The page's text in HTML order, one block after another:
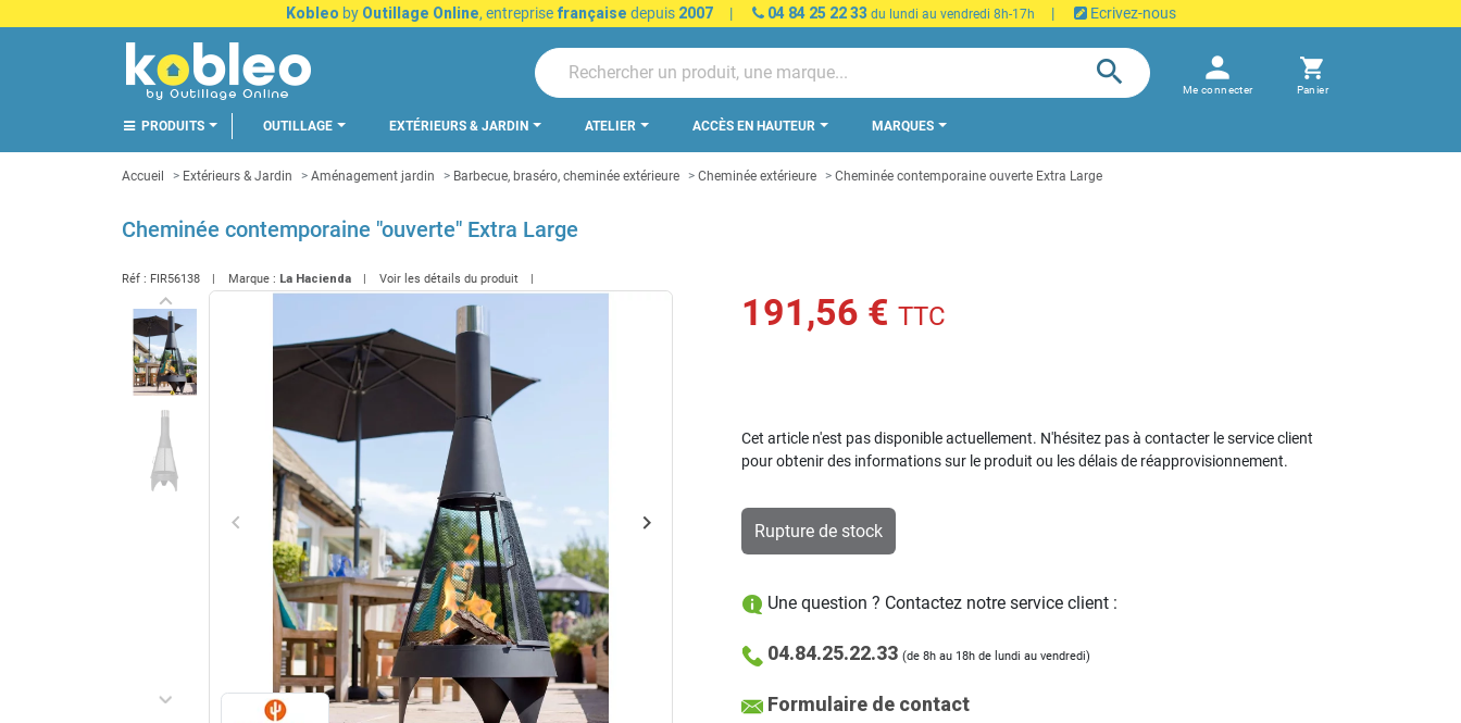
Kobleo by Outillage Online, entreprise française depuis 2007 | 04 84 25 22 33 du lundi au vendredi 8h-17h | Ecrivez-nous
search person
Me connecter
shopping_cart
Panier
PRODUITS OUTILLAGE EXTÉRIEURS & JARDIN ATELIER ACCÈS EN HAUTEUR MARQUES
Accueil Extérieurs & Jardin Aménagement jardin Barbecue, braséro, cheminée extérieure Cheminée extérieure Cheminée contemporaine ouverte Extra Large
Cheminée contemporaine "ouverte" Extra Large
Réf : FIR56138 Marque : La Hacienda Voir les détails du produit
Précédentkeyboard_arrow_left
keyboard_arrow_right
Précédent
keyboard_arrow_left Suivant
keyboard_arrow_right
191,56 € TTC
Cet article n'est pas disponible actuellement. N'hésitez pas à contacter le service client
pour obtenir des informations sur le produit ou les délais de réapprovisionnement.
Rupture de stock
Une question ? Contactez notre service client :
04.84.25.22.33 (de 8h au 18h de lundi au vendredi)
Formulaire de contact